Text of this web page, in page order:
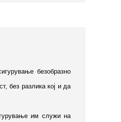
безобразно
без разлика кој и да
им служи на